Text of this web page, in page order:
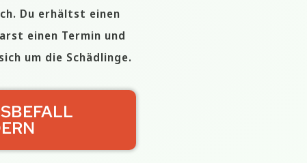
Du erhältst einen
einen Termin und
um die Schädlinge.